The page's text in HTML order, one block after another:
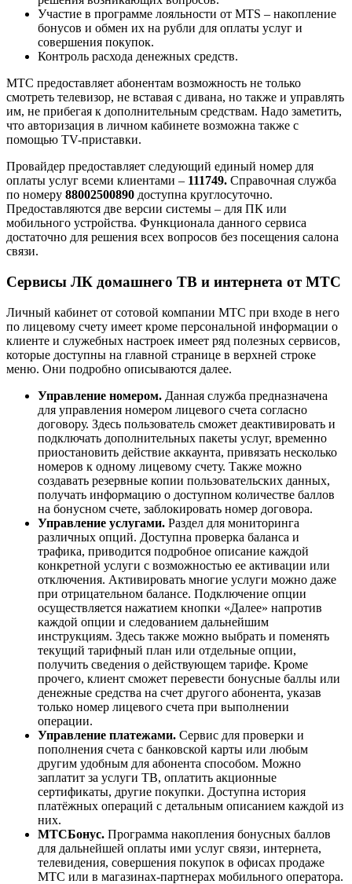
Участие в программе лояльности от MTS – накопление
бонусов и обмен их на рубли для оплаты услуг и
совершения покупок.
Контроль расхода денежных средств.
МТС предоставляет абонентам возможность не только
смотреть телевизор, не вставая с дивана, но также и управлять
им, не прибегая к дополнительным средствам. Надо заметить,
что авторизация в личном кабинете возможна также с
помощью TV-приставки.
Провайдер предоставляет следующий единый номер для
оплаты услуг всеми клиентами – 111749. Справочная служба
по номеру 88002500890 доступна круглосуточно.
Предоставляются две версии системы – для ПК или
мобильного устройства. Функционала данного сервиса
достаточно для решения всех вопросов без посещения салона
связи.
Сервисы ЛК домашнего ТВ и интернета от МТС
Личный кабинет от сотовой компании МТС при входе в него
по лицевому счету имеет кроме персональной информации о
клиенте и служебных настроек имеет ряд полезных сервисов,
которые доступны на главной странице в верхней строке
меню. Они подробно описываются далее.
Управление номером. Данная служба предназначена
для управления номером лицевого счета согласно
договору. Здесь пользователь сможет деактивировать и
подключать дополнительных пакеты услуг, временно
приостановить действие аккаунта, привязать несколько
номеров к одному лицевому счету. Также можно
создавать резервные копии пользовательских данных,
получать информацию о доступном количестве баллов
на бонусном счете, заблокировать номер договора.
Управление услугами. Раздел для мониторинга
различных опций. Доступна проверка баланса и
трафика, приводится подробное описание каждой
конкретной услуги с возможностью ее активации или
отключения. Активировать многие услуги можно даже
при отрицательном балансе. Подключение опции
осуществляется нажатием кнопки «Далее» напротив
каждой опции и следованием дальнейшим
инструкциям. Здесь также можно выбрать и поменять
текущий тарифный план или отдельные опции,
получить сведения о действующем тарифе. Кроме
прочего, клиент сможет перевести бонусные баллы или
денежные средства на счет другого абонента, указав
только номер лицевого счета при выполнении
операции.
Управление платежами. Сервис для проверки и
пополнения счета с банковской карты или любым
другим удобным для абонента способом. Можно
заплатит за услуги ТВ, оплатить акционные
сертификаты, другие покупки. Доступна история
платёжных операций с детальным описанием каждой из
них.
МТСБонус. Программа накопления бонусных баллов
для дальнейшей оплаты ими услуг связи, интернета,
телевидения, совершения покупок в офисах продаже
МТС или в магазинах-партнерах мобильного оператора.